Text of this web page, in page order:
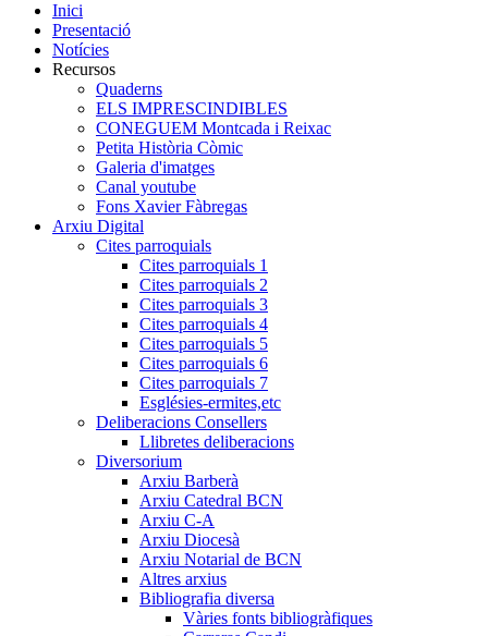
Inici
Presentació
Notícies
Recursos
Quaderns
ELS IMPRESCINDIBLES
CONEGUEM Montcada i Reixac
Petita Història Còmic
Galeria d'imatges
Canal youtube
Fons Xavier Fàbregas
Arxiu Digital
Cites parroquials
Cites parroquials 1
Cites parroquials 2
Cites parroquials 3
Cites parroquials 4
Cites parroquials 5
Cites parroquials 6
Cites parroquials 7
Esglésies-ermites,etc
Deliberacions Consellers
Llibretes deliberacions
Diversorium
Arxiu Barberà
Arxiu Catedral BCN
Arxiu C-A
Arxiu Diocesà
Arxiu Notarial de BCN
Altres arxius
Bibliografia diversa
Vàries fonts bibliogràfiques